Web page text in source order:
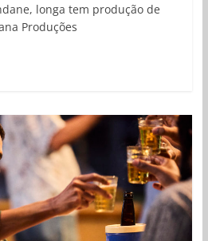
longa tem produção de
Produções